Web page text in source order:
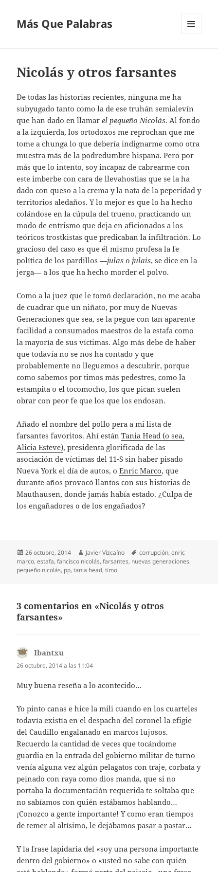
Más Que Palabras
Nicolás y otros farsantes
De todas las historias recientes, ninguna me ha
subyugado tanto como la de ese truhán semialevín
que han dado en llamarel pequeño Nicolás. Al fondo
a la izquierda, los ortodoxos me reprochan que me
tome a chunga lo que debería indignarme como otra
muestra más de la podredumbre hispana. Pero por
más que lo intento, soy incapaz de cabrearme con
este imberbe con cara de llevahostias que se la ha
dado con queso a la crema y la nata de la peperidad y
territorios aledaños. Y lo mejor es que lo ha hecho
colándose en la cúpula del trueno, practicando un
modo de entrismo que deja en aficionados a los
teóricos trostkistas que predicaban la infiltración. Lo
gracioso del caso es que él mismo profesa la fe
política de los pardillos —julas ojulais, se dice en la
jerga— a los que ha hecho morder el polvo.
Como a la juez que le tomó declaración, no me acaba
de cuadrar que un niñato, por muy de Nuevas
Generaciones que sea, se la pegue con tan aparente
facilidad a consumados maestros de la estafa como
la mayoría de sus víctimas. Algo más debe de haber
que todavía no se nos ha contado y que
probablemente no lleguemos a descubrir, porque
como sabemos por timos más pedestres, como la
estampita o el tocomocho, los que pican suelen
obrar con peor fe que los que los endosan.
Añado el nombre del pollo pera a mi lista de
farsantes favoritos. Ahí estánTania Head (o sea,
Alicia Esteve), presidenta glorificada de las
asociación de víctimas del 11-S sin haber pisado
Nueva York el día de autos, oEnric Marco, que
durante años provocó llantos con sus historias de
Mauthausen, donde jamás había estado. ¿Culpa de
los engañadores o de los engañados?
Publicado
el
26 octubre, 2014 Autor
Javier Vizcaíno Etiquetas
corrupción,enric
marco,estafa,fancisco nicolás,farsantes, nuevas generaciones,
pequeño nicolás, pp,tania head,timo
3 comentarios en «Nicolás y otros
farsantes»
Ibantxu
26 octubre, 2014 a las 11:04
Muy buena reseña a lo acontecido…
Yo pinto canas e hice la mili cuando en los cuarteles
todavía existía en el despacho del coronel la efigie
del Caudillo engalanado en marcos lujosos.
Recuerdo la cantidad de veces que tocándome
guardia en la entrada del gobierno militar de turno
venía alguna vez algún pelagatos con traje, corbata y
peinado con raya como dios manda, que si no
portaba la documentación requerida te soltaba que
no sabíamos con quién estábamos hablando…
¡Conozco a gente importante! Y como eran tiempos
de temer al altísimo, le dejábamos pasar a pastar…
Y la frase lapidaria del «soy una persona importante
dentro del gobierno» o «usted no sabe con quién